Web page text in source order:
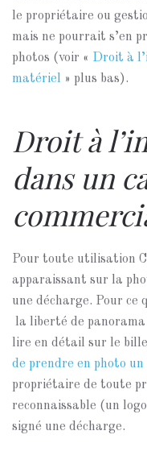
le propriétaire ou
mais ne pourrait s’en
photos (voir « Droit à
matériel » plus bas).
Droit à
dans un
Pour toute utilisation
apparaissant sur la
une décharge. Pour ce
la liberté de
lire en détail sur le
de prendre en photo
propriétaire de toute
reconnaissable (un
signé une décharge.